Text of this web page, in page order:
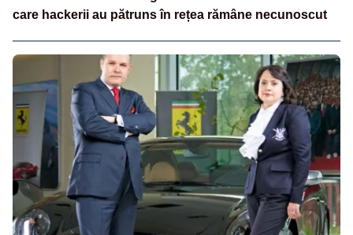
care hackerii au pătruns în rețea rămâne necunoscut